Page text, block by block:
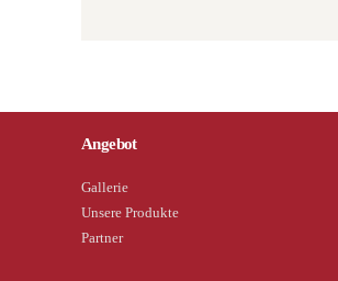
Angebot
Gallerie
Unsere Produkte
Partner